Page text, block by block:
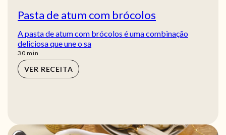
Pasta de atum com brócolos
A pasta de atum com brócolos é uma combinação
deliciosa que une o sa
30min
min
VER RECEITA